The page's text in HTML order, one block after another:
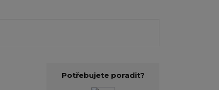
Potřebujete poradit?